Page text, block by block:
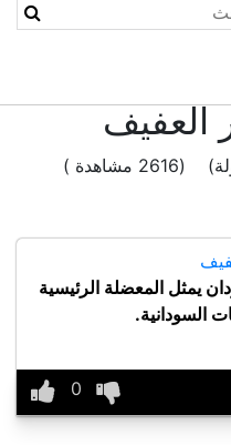
العفيف
يمثل المعضلة الرئيسية
السودانية.